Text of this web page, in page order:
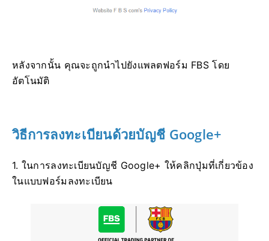
หลังจากนั้น คุณจะถูกนำไปยังแพลตฟอร์ม FBS โดย
อัตโนมัติ
วิธีการลงทะเบียนด้วยบัญชี Google+
1. ในการลงทะเบียนบัญชี Google+ ให้คลิกปุ่มที่เกี่ยวข้อง
ในแบบฟอร์มลงทะเบียน